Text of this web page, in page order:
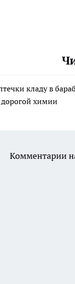
кладу в
дорогой химии
Комментарии